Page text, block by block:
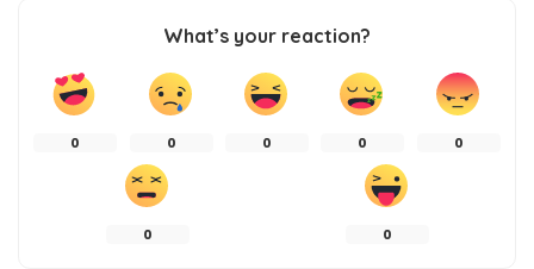
What’s your reaction?
0 0 0 0 0
0 0